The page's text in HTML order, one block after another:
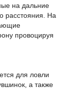
на дальние
расстояния. На
провоцируя
для ловли
а также